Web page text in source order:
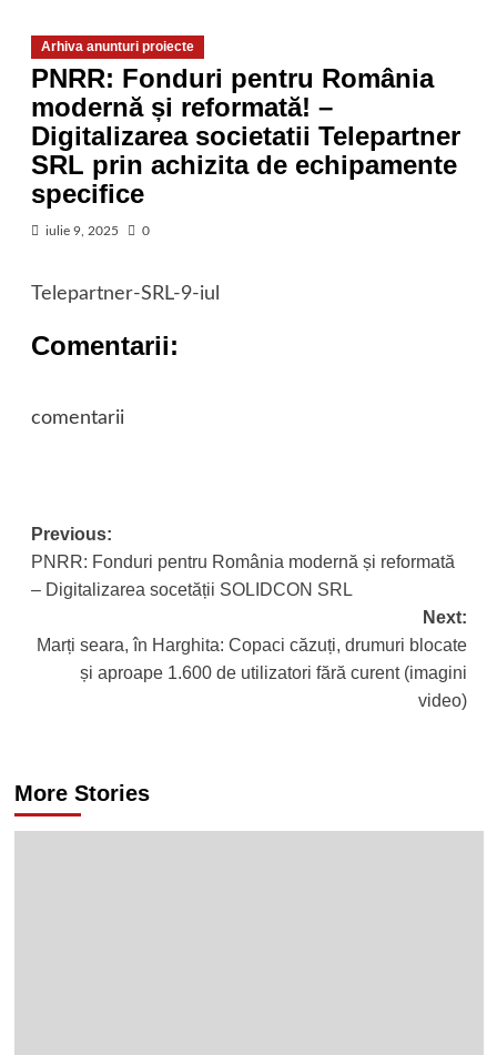
Arhiva anunturi proiecte
PNRR: Fonduri pentru România
modernă și reformată! –
Digitalizarea societatii Telepartner
SRL prin achizita de echipamente
specifice
iulie 9, 2025 0
Telepartner-SRL-9-iul
Comentarii:
comentarii
Post
navigation
Previous:
PNRR: Fonduri pentru România modernă și reformată
– Digitalizarea socetății SOLIDCON SRL
Next:
Marți seara, în Harghita: Copaci căzuți, drumuri blocate
și aproape 1.600 de utilizatori fără curent (imagini
video)
More Stories